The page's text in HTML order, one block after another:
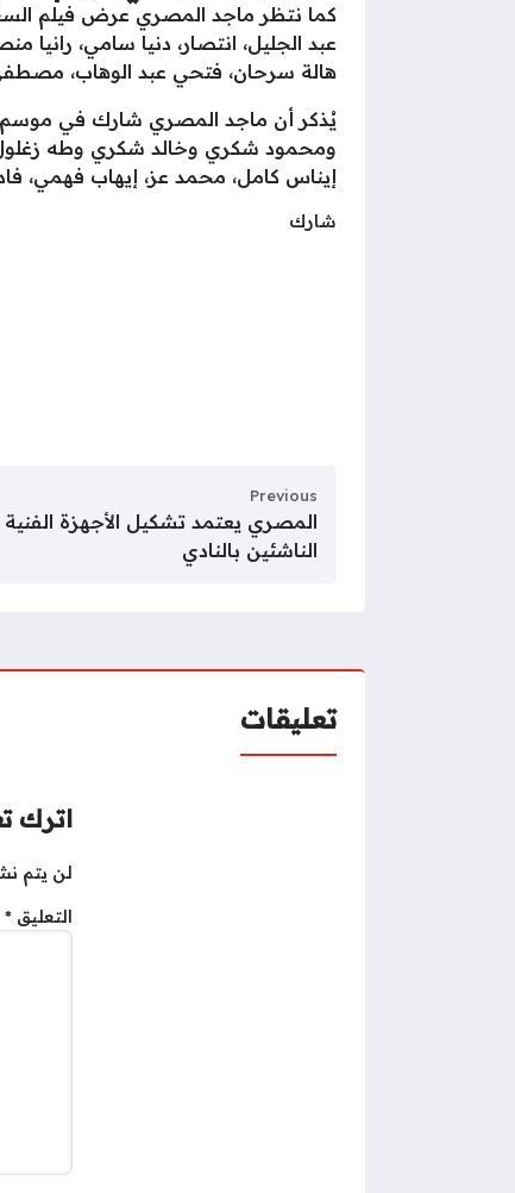
كما نتظر ماجد المصري عرض فيلم
عبد الجليل، انتصار، دنيا سامي،
هالة سرحان، فتحي عبد الوهاب،
ومحمود شكري وخالد شكري وطه
إيناس كامل، محمد عز، إيهاب فهمي،
شارك
Previous
المصري يعتمد تشكيل الأجهزة الفنية
الناشئين بالنادي
تعليقات
اترك
لن يتم
التعليق *